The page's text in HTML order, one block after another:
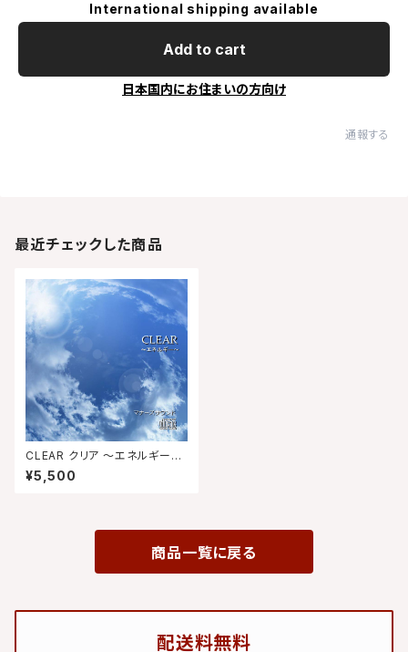
International shipping available
Add to cart
日本国内にお住まいの方向け
通報する
最近チェックした商品
CLEAR クリア ～エネルギー
マナーズサウンドCD（音源メイ
ン） サイマティクス マナーズサ
¥5,500
商品一覧に戻る
配送料無料